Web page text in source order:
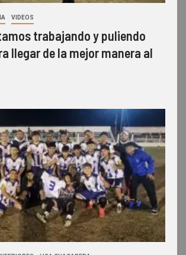
VIDEOS
trabajando y puliendo
llegar de la mejor manera al